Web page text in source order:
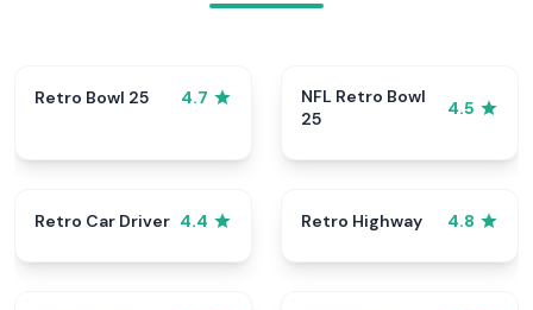
Retro Bowl 25 4.7
NFL Retro Bowl
25
4.5
Retro Car Driver 4.4 Retro Highway 4.8